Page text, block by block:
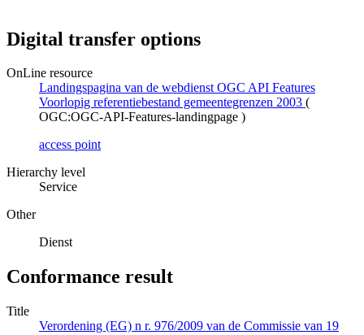
Digital transfer options
OnLine resource
Landingspagina van de webdienst OGC API Features
Voorlopig referentiebestand gemeentegrenzen 2003 (
OGC:OGC-API-Features-landingpage )
access point
Hierarchy level
Service
Other
Dienst
Conformance result
Title
Verordening (EG) n r. 976/2009 van de Commissie van 19